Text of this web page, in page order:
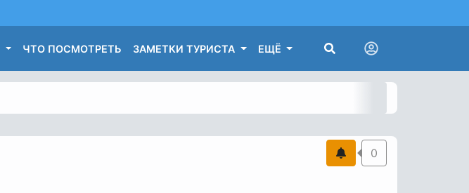
ЧТО ПОСМОТРЕТЬ ЗАМЕТКИ ТУРИСТА ЕЩЁ
0